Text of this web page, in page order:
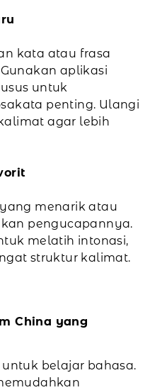
kata atau frasa
aplikasi
untuk
penting. Ulangi
agar lebih
menarik atau
pengucapannya.
melatih intonasi,
struktur kalimat.
China yang
belajar bahasa.